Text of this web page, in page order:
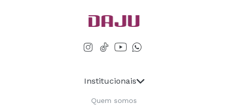
Institucionais
Quem somos